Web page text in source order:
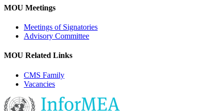
MOU Meetings
Meetings of Signatories
Advisory Committee
MOU Related Links
CMS Family
Vacancies